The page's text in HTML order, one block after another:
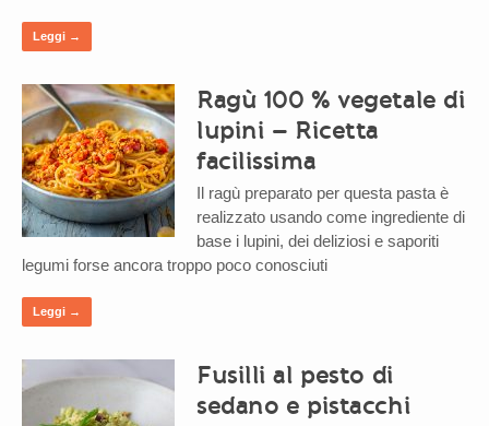
Leggi →
Ragù 100 % vegetale di
lupini – Ricetta
facilissima
Il ragù preparato per questa pasta è
realizzato usando come ingrediente di
base i lupini, dei deliziosi e saporiti
legumi forse ancora troppo poco conosciuti
Leggi →
Fusilli al pesto di
sedano e pistacchi